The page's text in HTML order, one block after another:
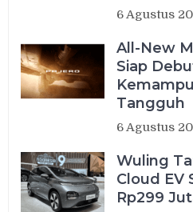
6 Agustus
All-New
Siap
Tangguh
6 Agustus
Wuling
Cloud EV
Rp299